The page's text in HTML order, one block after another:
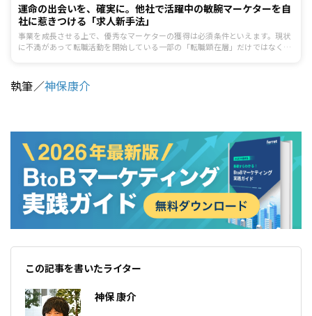
運命の出会いを、確実に。他社で活躍中の敏腕マーケターを自
社に惹きつける「求人新手法」
事業を成長させる上で、優秀なマーケターの獲得は必須条件といえます。現状
に不満があって転職活動を開始している一部の「転職顕在層」だけではなく、
「job ferret」とは。
執筆／神保康介
この記事を書いたライター
神保 康介